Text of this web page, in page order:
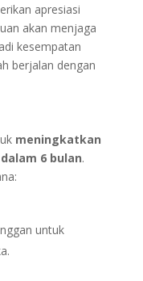
apresiasi
akan menjaga
kesempatan
berjalan dengan
meningkatkan
6 bulan.
untuk